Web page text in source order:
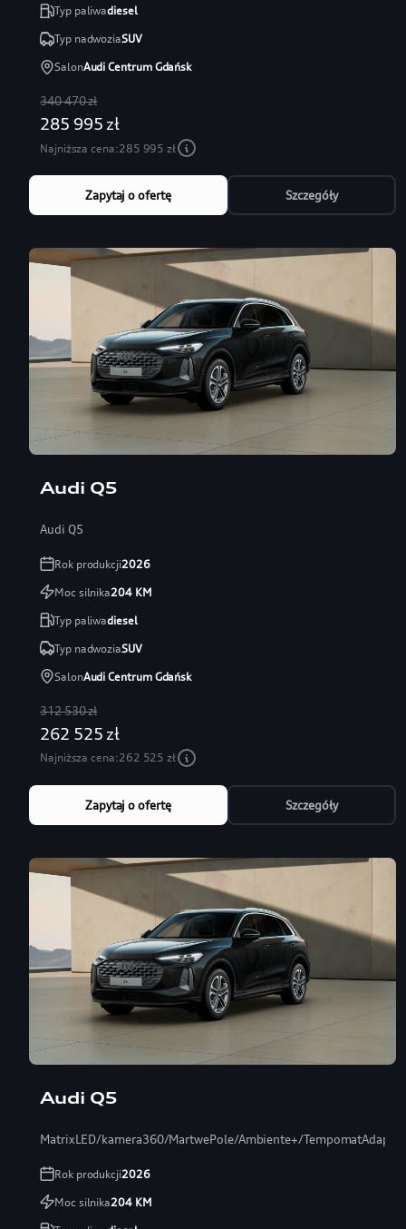
Typ paliwadiesel
Typ nadwoziaSUV
SalonAudi Centrum Gdańsk
340 470 zł
285 995 zł
Najniższa cena:285 995 zł
Zapytaj o ofertę Szczegóły
Audi Q5
Audi Q5
Rok produkcji2026
Moc silnika204KM
Typ paliwadiesel
Typ nadwoziaSUV
SalonAudi Centrum Gdańsk
312 530 zł
262 525 zł
Najniższa cena:262 525 zł
Zapytaj o ofertę Szczegóły
Audi Q5
MatrixLED/kamera360/MartwePole/Ambiente+/
Rok produkcji2026
Moc silnika204KM